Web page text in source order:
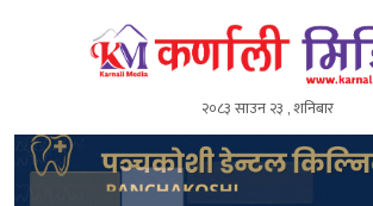
२०८३ साउन २३ , शनिबार